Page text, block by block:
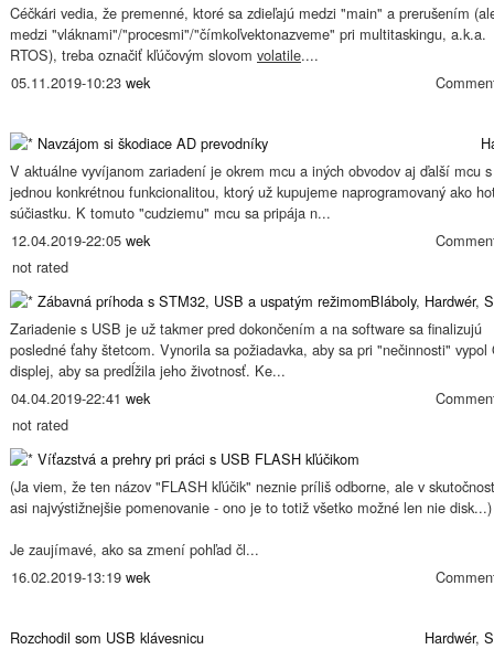
Céčkári vedia, že premenné, ktoré sa zdieľajú medzi "main" a prerušením
medzi "vláknami"/"procesmi"/"čímkoľvektonazveme" pri multitaskingu, a.k.a.
RTOS), treba označiť kľúčovým slovom volatile....
05.11.2019-10:23 wek
Navzájom si škodiace AD prevodníky
V aktuálne vyvíjanom zariadení je okrem mcu a iných obvodov aj ďalší mcu s
jednou konkrétnou funkcionalitou, ktorý už kupujeme naprogramovaný ako
súčiastku. K tomuto "cudziemu" mcu sa pripája n...
12.04.2019-22:05 wek
not rated
Zábavná príhoda s STM32, USB a uspatým režimomBláboly, Hardwér,
Zariadenie s USB je už takmer pred dokončením a na software sa finalizujú
posledné ťahy štetcom. Vynorila sa požiadavka, aby sa pri "nečinnosti" vypol
displej, aby sa predĺžila jeho životnosť. Ke...
04.04.2019-22:41 wek
not rated
Víťazstvá a prehry pri práci s USB FLASH kľúčikom
(Ja viem, že ten názov "FLASH kľúčik" neznie príliš odborne, ale v
asi najvýstižnejšie pomenovanie - ono je to totiž všetko možné len nie disk...)
Je zaujímavé, ako sa zmení pohľad čl...
16.02.2019-13:19 wek
Rozchodil som USB klávesnicu Hardwér,